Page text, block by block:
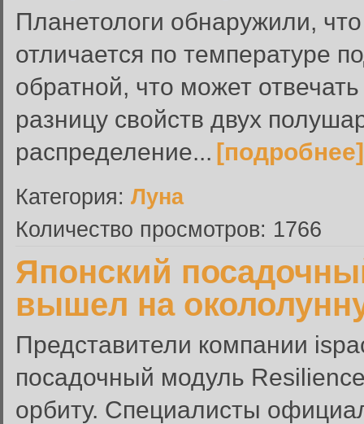
Планетологи обнаружили,
отличается по температуре
обратной, что может
разницу свойств двух
распределение... [подробнее]
Категория: Луна
Количество просмотров: 1766
Японский
вышел на
Представители компании
посадочный модуль
орбиту. Специалисты